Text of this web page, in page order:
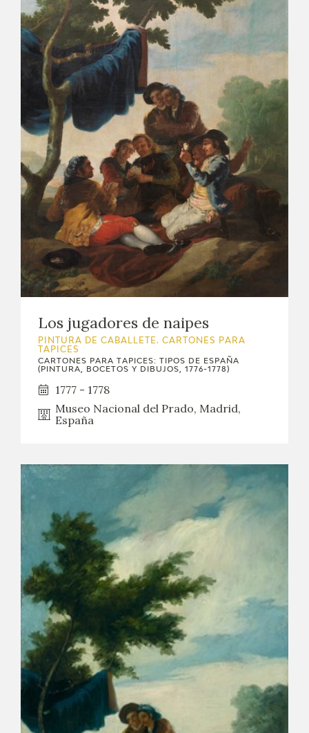
Los jugadores de naipes
PINTURA DE CABALLETE. CARTONES PARA
TAPICES
CARTONES PARA TAPICES: TIPOS DE ESPAÑA
(PINTURA, BOCETOS Y DIBUJOS, 1776-1778)
1777 - 1778
Museo Nacional del Prado, Madrid,
España